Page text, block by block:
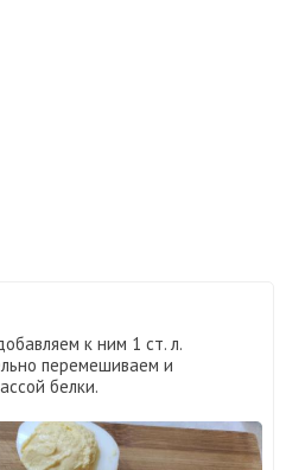
к ним 1 ст. л.
перемешиваем и
белки.